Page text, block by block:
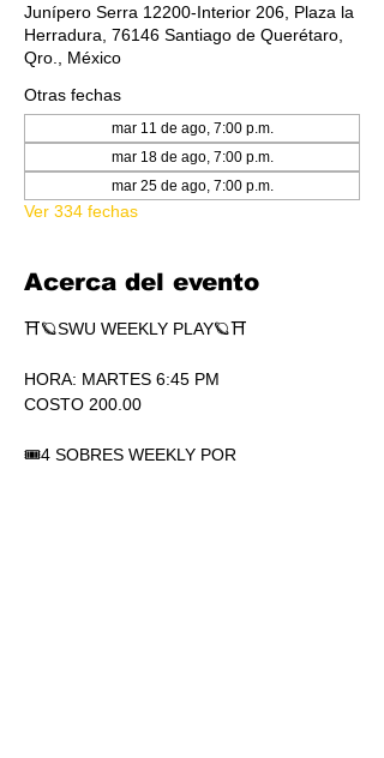
Junípero Serra 12200-Interior 206, Plaza la
Herradura, 76146 Santiago de Querétaro,
Qro., México
Otras fechas
mar 11 de ago, 7:00 p.m.
mar 18 de ago, 7:00 p.m.
mar 25 de ago, 7:00 p.m.
Ver 334 fechas
Acerca del evento
⛩🪐SWU WEEKLY PLAY🪐⛩
HORA: MARTES 6:45 PM
COSTO 200.00
🎟4 SOBRES WEEKLY POR